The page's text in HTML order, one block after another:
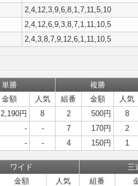
2,4,12,3,9,6,8,1,7,11,5,10
2,4,12,6,9,3,8,7,1,11,10,5
2,4,3,8,7,9,12,6,1,11,10,5
単勝
複勝
金額 人気 組番 金額
人気
2,190円 8 2 500円
8
- - 7 170円
2
- - 4 150円 1
ワイド
三
金額 人気 組番